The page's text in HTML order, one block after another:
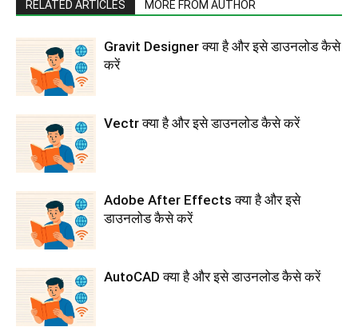
RELATED ARTICLES MORE FROM AUTHOR
Gravit Designer क्या है और इसे डाउनलोड कैसे
करें
Vectr क्या है और इसे डाउनलोड कैसे करें
Adobe After Effects क्या है और इसे
डाउनलोड कैसे करें
AutoCAD क्या है और इसे डाउनलोड कैसे करें